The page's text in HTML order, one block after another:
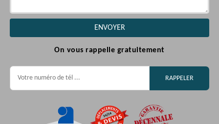
On vous rappelle gratuitement